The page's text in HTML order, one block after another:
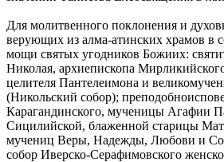
Для молитвенного поклонения и
верующих из алма-атинских храмов в
мощи святых угодников Божиих:
Николая, архиепископа
целителя Пантелеимона и
(Никольский собор);
Карагандинского, мученицы Агафии
Сицилийской, блаженной старицы
мучениц Веры, Надежды, Любови и
собор Иверско-Серафимовского